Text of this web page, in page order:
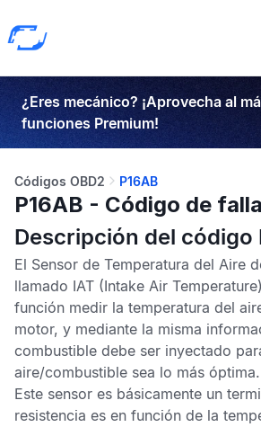
¿Eres mecánico? ¡Aprovecha al
funciones Premium!
Códigos OBD2 P16AB
P16AB - Código de
Descripción del código
El Sensor de Temperatura del Aire
llamado IAT (Intake Air
función medir la temperatura del
motor, y mediante la misma
combustible debe ser inyectado
aire/combustible sea lo más óptima.
Este sensor es básicamente un
resistencia es en función de la